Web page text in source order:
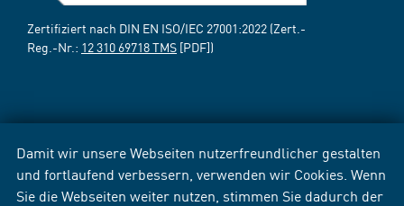
Damit wir unsere Webseiten nutzerfreundlicher gestalten
und fortlaufend verbessern, verwenden wir Cookies. Wenn
Sie die Webseiten weiter nutzen, stimmen Sie dadurch der
Zertifiziert nach DIN EN ISO/IEC 27001:2022 (Zert.-
Reg.-Nr.: 12 310 69718 TMS [PDF])